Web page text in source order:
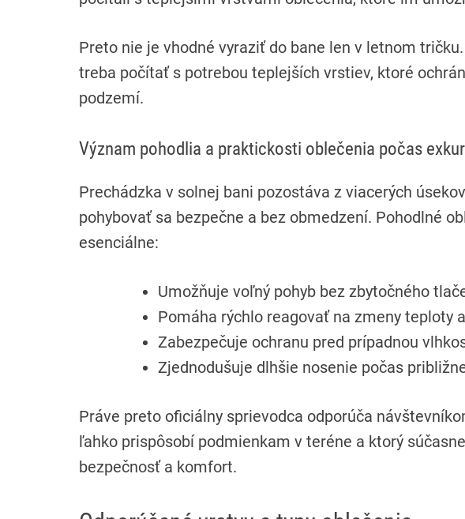
Preto nie je vhodné vyraziť do bane len v letnom
treba počítať s potrebou teplejších vrstiev, ktoré
podzemí.
Význam pohodlia a praktickosti oblečenia počas
Prechádzka v solnej bani pozostáva z viacerých
pohybovať sa bezpečne a bez obmedzení. Pohodlné
esenciálne:
Umožňuje voľný pohyb bez zbytočného
Pomáha rýchlo reagovať na zmeny teploty
Zabezpečuje ochranu pred prípadnou
Zjednodušuje dlhšie nosenie počas
Práve preto oficiálny sprievodca odporúča
ľahko prispôsobí podmienkam v teréne a ktorý
bezpečnosť a komfort.